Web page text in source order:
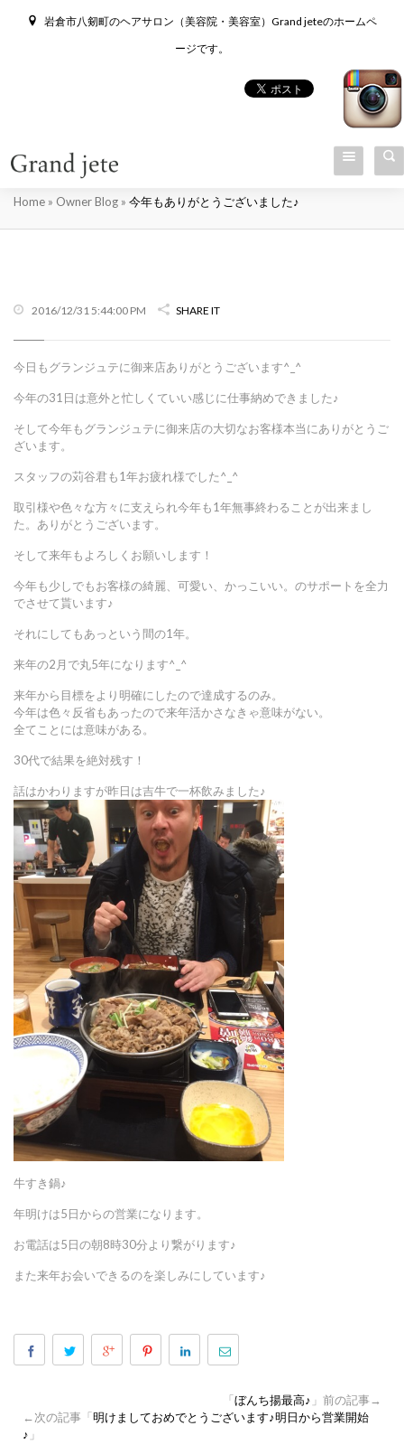
岩倉市八剱町のヘアサロン（美容院・美容室）Grand jeteのホームペ
ージです。
今年もありがとうございました♪
Home » Owner Blog » 今年もありがとうございました♪
2016/12/31 5:44:00 PM SHARE IT
今日もグランジュテに御来店ありがとうございます^_^
今年の31日は意外と忙しくていい感じに仕事納めできました♪
そして今年もグランジュテに御来店の大切なお客様本当にありがとうご
ざいます。
スタッフの苅谷君も1年お疲れ様でした^_^
取引様や色々な方々に支えられ今年も1年無事終わることが出来まし
た。ありがとうございます。
そして来年もよろしくお願いします！
今年も少しでもお客様の綺麗、可愛い、かっこいい。のサポートを全力
でさせて貰います♪
それにしてもあっという間の1年。
来年の2月で丸5年になります^_^
来年から目標をより明確にしたので達成するのみ。
今年は色々反省もあったので来年活かさなきゃ意味がない。
全てことには意味がある。
30代で結果を絶対残す！
話はかわりますが昨日は吉牛で一杯飲みました♪
牛すき鍋♪
年明けは5日からの営業になります。
お電話は5日の朝8時30分より繋がります♪
また来年お会いできるのを楽しみにしています♪
「ぼんち揚最高♪ 」前の記事→
←次の記事「明けましておめでとうございます♪明日から営業開始
♪ 」